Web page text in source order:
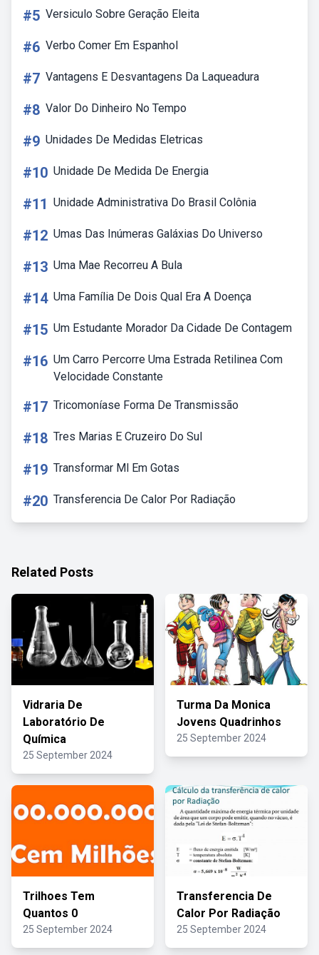
#5 Versiculo Sobre Geração Eleita
#6 Verbo Comer Em Espanhol
#7 Vantagens E Desvantagens Da Laqueadura
#8 Valor Do Dinheiro No Tempo
#9 Unidades De Medidas Eletricas
#10 Unidade De Medida De Energia
#11 Unidade Administrativa Do Brasil Colônia
#12 Umas Das Inúmeras Galáxias Do Universo
#13 Uma Mae Recorreu A Bula
#14 Uma Família De Dois Qual Era A Doença
#15 Um Estudante Morador Da Cidade De Contagem
#16 Um Carro Percorre Uma Estrada Retilinea Com
Velocidade Constante
#17 Tricomoníase Forma De Transmissão
#18 Tres Marias E Cruzeiro Do Sul
#19 Transformar Ml Em Gotas
#20 Transferencia De Calor Por Radiação
Related Posts
Vidraria De
Laboratório De
Química
25 September 2024
Turma Da Monica
Jovens Quadrinhos
25 September 2024
Trilhoes Tem
Quantos 0
25 September 2024
Transferencia De
Calor Por Radiação
25 September 2024